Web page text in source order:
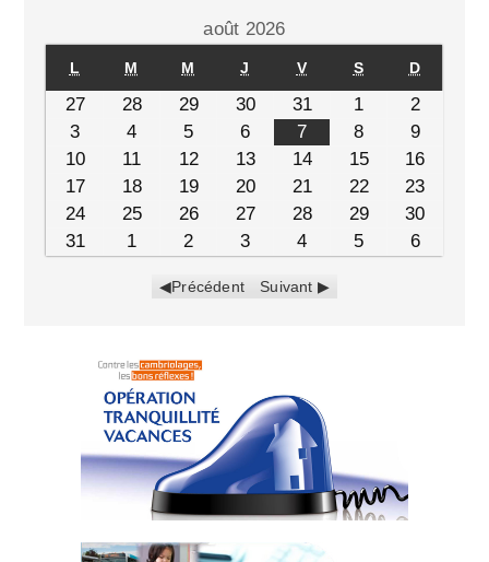
août 2026
L M M J V S D
27 28 29 30 31 1
2
3
4 5 6 7 8
9
10
11 12 13 14 15
16
17
18 19 20 21 22
23
24
25 26 27 28 29
30
31
1 2 3 4 5 6
Précédent Suivant